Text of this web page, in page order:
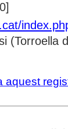
(Torroella
aquest